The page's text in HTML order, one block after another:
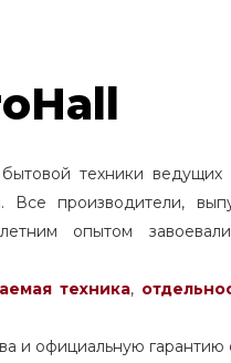
техники
Все производители,
опытом
техника,
и официальную гарантию